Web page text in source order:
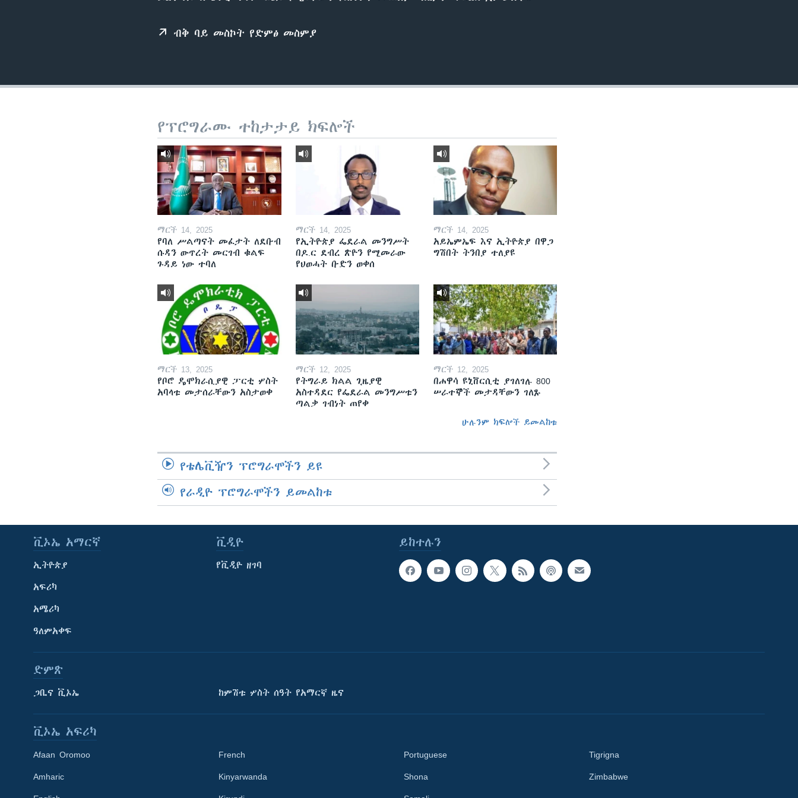
ብቅ ባይ መስኮት የድምፅ መስምያ
የፕሮግራሙ ተከታታይ ክፍሎች
ማርች 14, 2025
የባለ ሥልጣናት መፈታት ለደቡብ
ሱዳን ውጥረት መርገብ ቁልፍ
ጉዳይ ነው ተባለ
ማርች 14, 2025
የኢትዮጵያ ፌደራል መንግሥት
በዶ.ር ደብረ ጽዮን የሚመራው
የህወሓት ቡድን ወቀሰ
ማርች 14, 2025
አይኤምኤፍ እና ኢትዮጵያ በዋጋ
ግሽበት ትንበያ ተለያዩ
ማርች 13, 2025
የቦሮ ዴሞክራሲያዊ ፓርቲ ሦስት
አባላቱ መታሰራቸውን አስታወቀ
ማርች 12, 2025
የትግራይ ክልል ጊዜያዊ
አስተዳደር የፌደራል መንግሥቱን
ጣልቃ ገብነት ጠየቀ
ማርች 12, 2025
በሐዋሳ ዩኒቨርሲቲ ያገለገሉ 800
ሠራተኞች መታዳቸውን ገለጹ
ሁሉንም ክፍሎች ይመልከቱ
የቴሌቪዥን ፕሮግራሞችን ይዩ
የራዲዮ ፕሮግራሞችን ይመልከቱ
ይከተሉን
ቪኦኤ አማርኛ
ኢትዮጵያ
አፍሪካ
አሜሪካ
ዓለምአቀፍ
ቪዲዮ
የቪዲዮ ዘገባ
ድምጽ
ጋቢና ቪኦኤ ከምሽቱ ሦስት ሰዓት የአማርኛ ዜና
ቪኦኤ አፍሪካ
Afaan Oromoo
Amharic
French
Kinyarwanda
Portuguese
Shona
Tigrigna
Zimbabwe